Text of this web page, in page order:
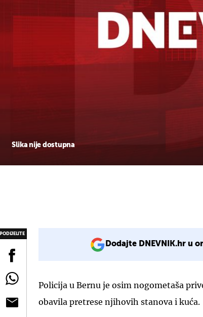
Slika nije dostupna
PODIJELITE
Dodajte DNEVNIK.hr u
Policija u Bernu je osim nogometaša
obavila pretrese njihovih stanova i kuća.